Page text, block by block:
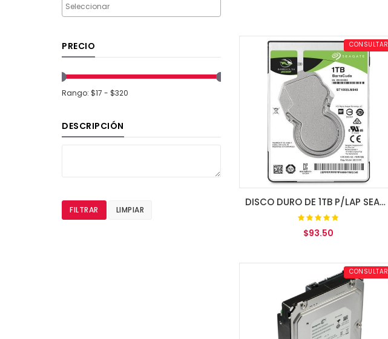
CONSULTAR
DISCO DURO DE 1TB P/LAP SEAGATE SATA3 5400RPM
$93.50
AGREGAR AL CARRITOCONSULTAR
PRECIO
Rango: $17 - $320
DESCRIPCIÓN
FILTRAR LIMPIAR